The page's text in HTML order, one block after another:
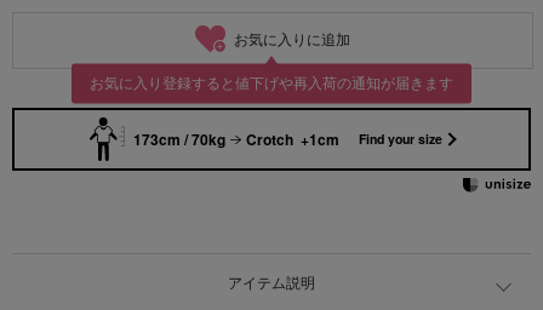
お気に入りに追加
お気に入り登録すると値下げや再入荷の通知が届きます
173cm / 70kg Crotch +1cm Find your size
アイテム説明